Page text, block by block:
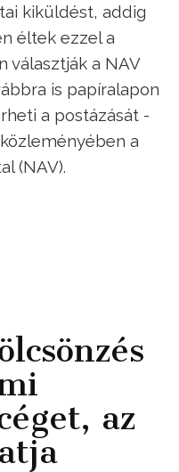
kiküldést, addig
éltek ezzel a
választják a NAV
is papíralapon
a postázását -
a
(NAV).
az